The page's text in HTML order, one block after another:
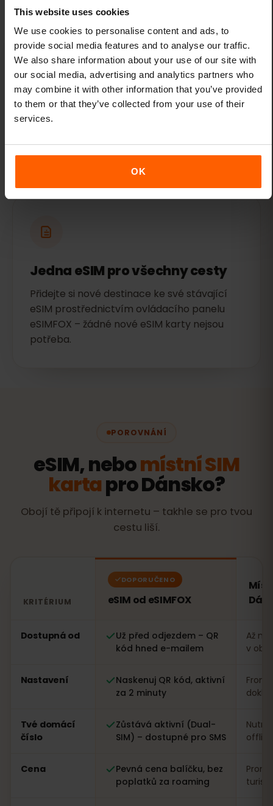
This website uses cookies
We use cookies to personalise content and ads, to
provide social media features and to analyse our traffic.
We also share information about your use of our site with
our social media, advertising and analytics partners who
may combine it with other information that you’ve provided
to them or that they’ve collected from your use of their
services.
OK
Flexibilní tarify
Vyberte si z několika cenově výhodných
datových tarifů pro Dánsko. Získejte tolik
nebo málo.
Jedna eSIM pro všechny cesty
Přidejte si nové destinace ke své stávající
eSIM prostřednictvím ovládacího panelu
eSIMFOX – žádné nové eSIM karty nejsou
potřeba.
POROVNÁNÍ
eSIM, nebomístní SIM
kartapro Dánsko?
Obojí tě připojí k internetu – takhle se pro tvou
cestu liší.
KRITÉRIUM
DOPORUČENO
eSIM od eSIMFOX
Dostupná od
Už před odjezdem – QR
kód hned e-mailem
Až
v
Nastavení
Naskenuj QR kód, aktivní
za 2 minuty
Tvé domácí
číslo
Zůstává aktivní (Dual-
SIM) – dostupné pro SMS
offline
Cena
Pevná cena balíčku, bez
poplatků za roaming